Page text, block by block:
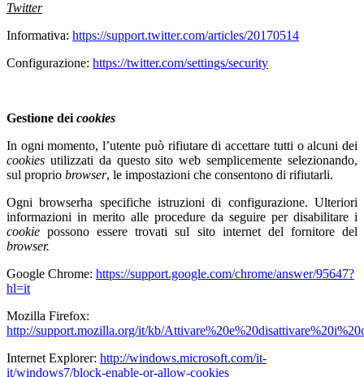
Twitter
Informativa: https://support.twitter.com/articles/20170514
Configurazione: https://twitter.com/settings/security
Gestione dei cookies
In ogni momento, l’utente può rifiutare di accettare tutti o alcuni dei
cookies utilizzati da questo sito web semplicemente selezionando,
sul proprio browser, le impostazioni che consentono di rifiutarli.
Ogni browserha specifiche istruzioni di configurazione. Ulteriori
informazioni in merito alle procedure da seguire per disabilitare i
cookiepossono essere trovati sul sito internet del fornitore del
browser.
Google Chrome: https://support.google.com/chrome/answer/95647?
hl=it
Mozilla Firefox:
http://support.mozilla.org/it/kb/
Internet Explorer: http://windows.microsoft.com/it-
it/windows7/block-enable-or-allow-cookies